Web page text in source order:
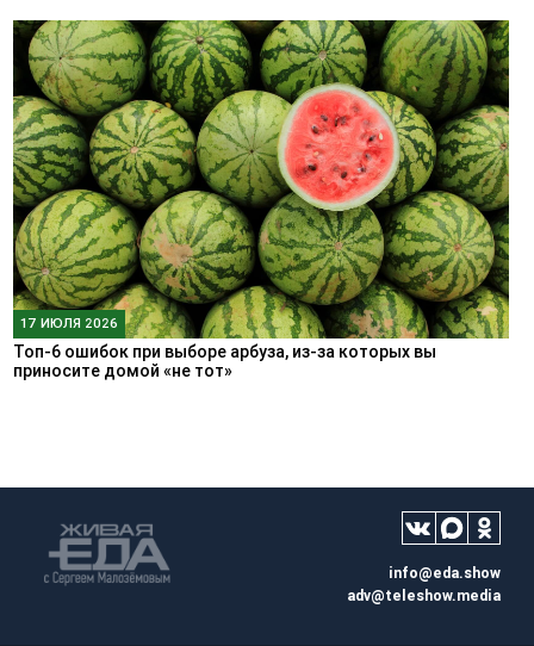
17 ИЮЛЯ 2026
Топ-6 ошибок при выборе арбуза, из-за которых вы
приносите домой «не тот»
info@eda.show
adv@teleshow.media